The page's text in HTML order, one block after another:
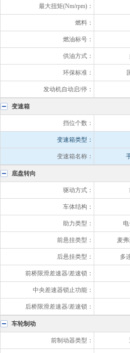
最大扭矩(Nm/rpm)：
燃料：
燃油标号：
供油方式：
环保标准：
发动机自动启/停：
变速箱
挡位个数：
变速箱类型：
变速箱名称：
底盘转向
驱动方式：
车体结构：
助力类型：
前悬挂类型： 麦
后悬挂类型： 多
前桥限滑差速器/差速锁：
中央差速器锁止功能：
后桥限滑差速器/差速锁：
车轮制动
前制动器类型：